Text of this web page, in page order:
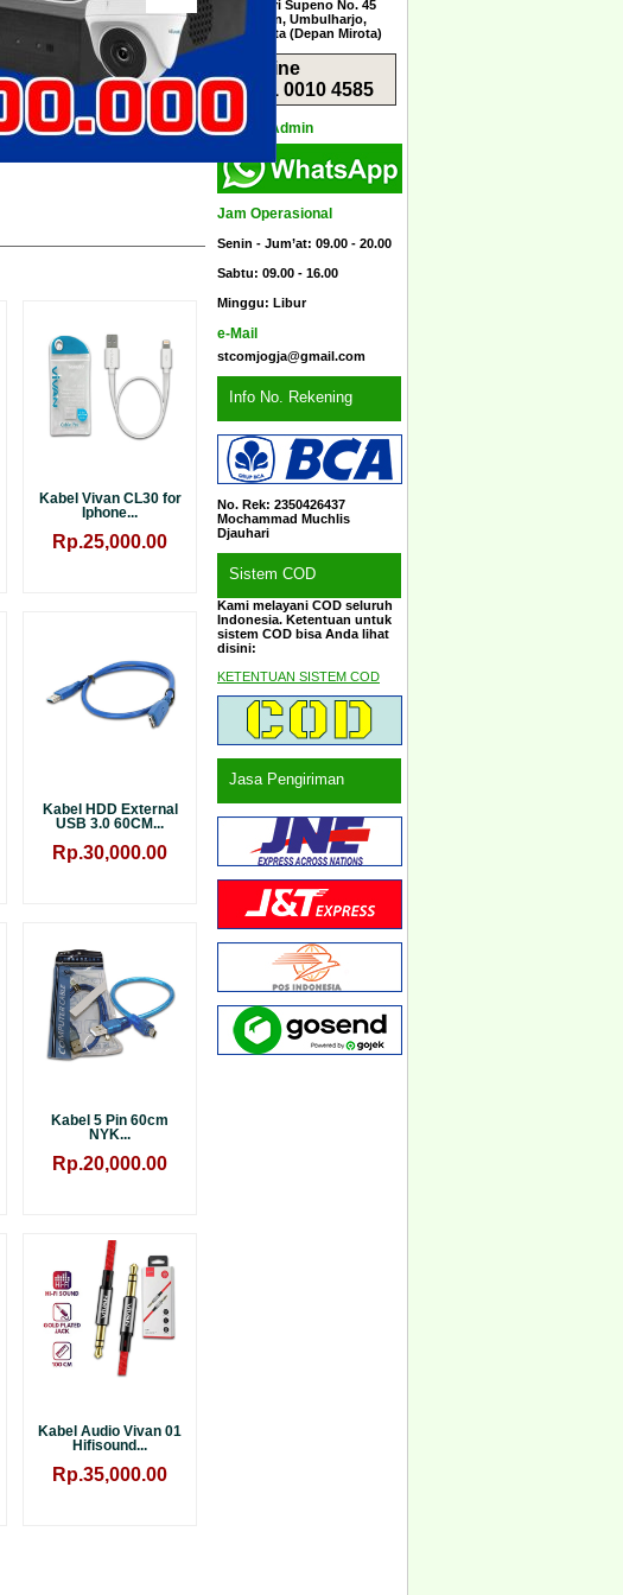
Kabel Vivan CL30 for
Iphone...
Rp.25,000.00
Kabel HDD External
USB 3.0 60CM...
Rp.30,000.00
Kabel 5 Pin 60cm
NYK...
Rp.20,000.00
Kabel Audio Vivan 01
Hifisound...
Rp.35,000.00
Jl. Menteri Supeno No. 45
Sorosutan, Umbulharjo,
Yogyakarta (Depan Mirota)
Hotline
0851 0010 4585
Kontak Admin
Jam Operasional
Senin - Jum’at: 09.00 - 20.00
Sabtu: 09.00 - 16.00
Minggu: Libur
e-Mail
stcomjogja@gmail.com
Info No. Rekening
No. Rek: 2350426437
Mochammad Muchlis
Djauhari
Sistem COD
Kami melayani COD seluruh
Indonesia. Ketentuan untuk
sistem COD bisa Anda lihat
disini:
KETENTUAN SISTEM COD
Jasa Pengiriman